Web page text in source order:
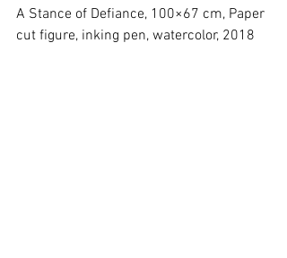
A Stance of Defiance, 100×67 cm, Paper
cut figure, inking pen, watercolor, 2018